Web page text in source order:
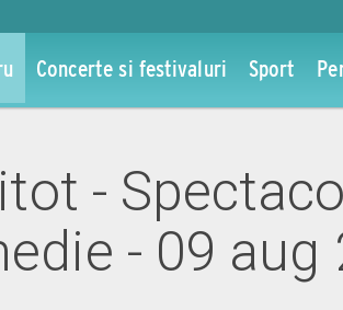
Concerte si festivaluri Sport
-
- 09 aug